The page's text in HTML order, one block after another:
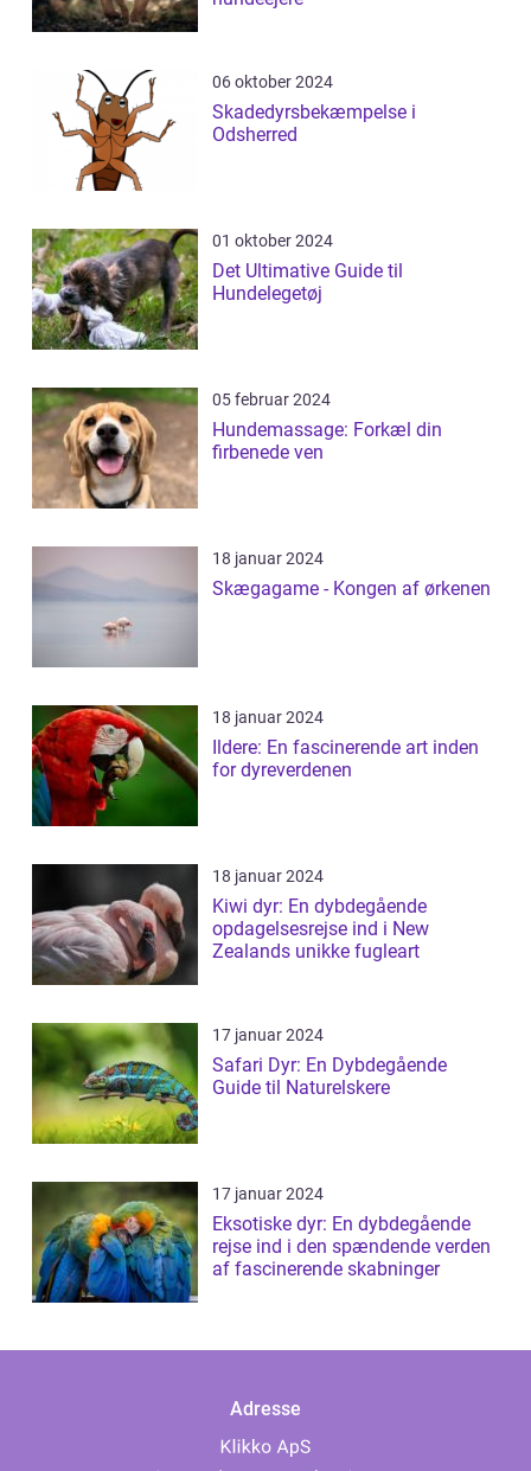
06 oktober 2024
Skadedyrsbekæmpelse i
Odsherred
01 oktober 2024
Det Ultimative Guide til
Hundelegetøj
05 februar 2024
Hundemassage: Forkæl din
firbenede ven
18 januar 2024
Skægagame - Kongen af ørkenen
18 januar 2024
Ildere: En fascinerende art inden
for dyreverdenen
18 januar 2024
Kiwi dyr: En dybdegående
opdagelsesrejse ind i New
Zealands unikke fugleart
17 januar 2024
Safari Dyr: En Dybdegående
Guide til Naturelskere
17 januar 2024
Eksotiske dyr: En dybdegående
rejse ind i den spændende verden
af fascinerende skabninger
Adresse